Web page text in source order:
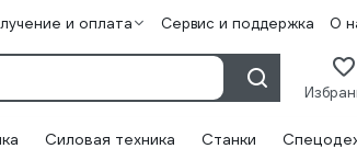
и оплата Сервис и поддержка О
Силовая техника Станки